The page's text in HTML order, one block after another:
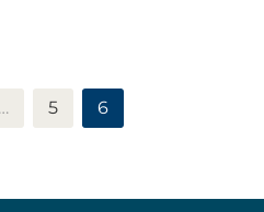
… 5 6